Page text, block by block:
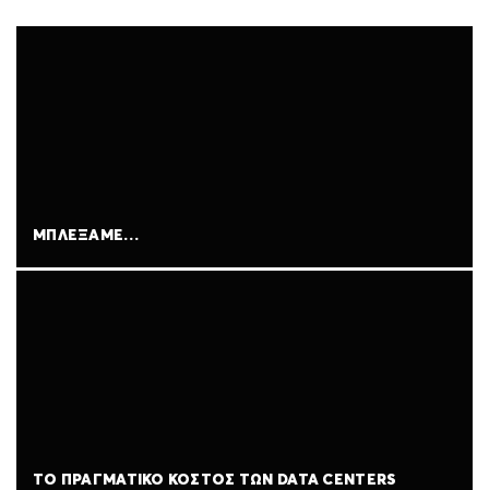
ΜΠΛΈΞΑΜΕ…
ΤΟ ΠΡΑΓΜΑΤΙΚΌ ΚΌΣΤΟΣ ΤΩΝ DATA CENTERS